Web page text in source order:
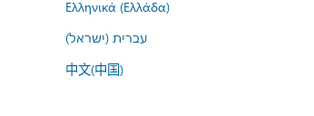
Ελληνικά (Ελλάδα)
עברית (ישראל)
中文(中国)